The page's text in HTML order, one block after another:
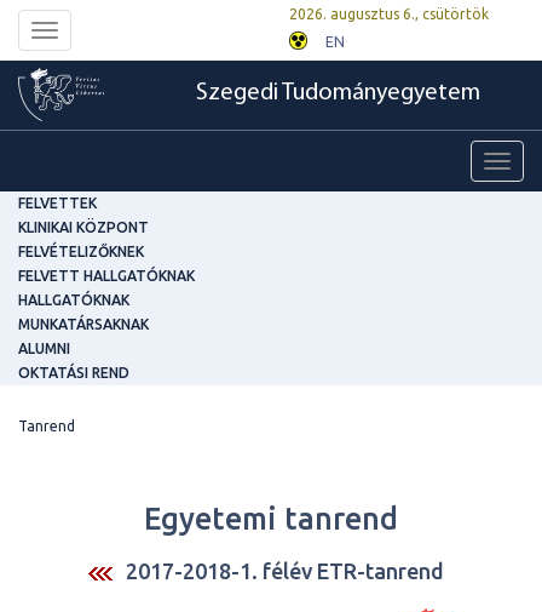
Toggle
navigation
2026. augusztus 6., csütörtök
EN
Szegedi Tudományegyetem
FELVETTEK
KLINIKAI KÖZPONT
FELVÉTELIZŐKNEK
FELVETT HALLGATÓKNAK
HALLGATÓKNAK
MUNKATÁRSAKNAK
ALUMNI
OKTATÁSI REND
Tanrend
Egyetemi tanrend
2017-2018-1. félév ETR-tanrend